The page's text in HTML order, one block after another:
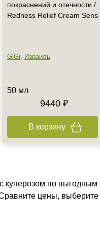
покраснений и отечности /
Redness Relief Cream Sens
GiGi, Израиль
50 мл
9440 ₽
В корзину
куперозом по
цены,